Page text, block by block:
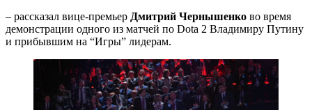
– рассказал вице-премьер Дмитрий Чернышенко во время
демонстрации одного из матчей по Dota 2 Владимиру Путину
и прибывшим на “Игры” лидерам.